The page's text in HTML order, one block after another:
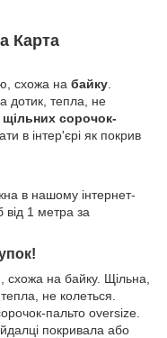
Карта
схожа на байку
дотик, тепла, не
щільних сорочок-
в інтер'єрі як покрив
в нашому інтернет-
від 1 метра за
схожа на байку. Щільна,
не колеться.
пальто oversize.
покривала або